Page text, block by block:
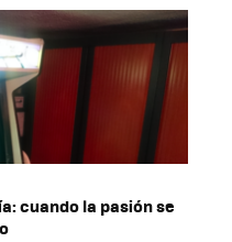
cuando la pasión se